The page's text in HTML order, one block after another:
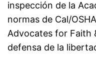
inspección de la
normas de Cal/
Advocates for Faith
defensa de la